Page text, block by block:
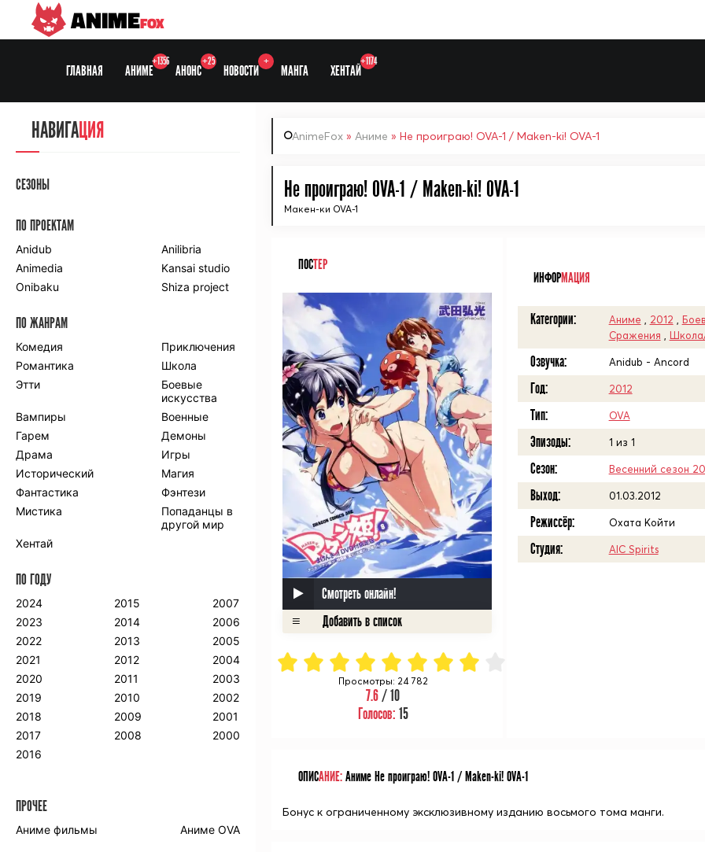
ANIMEFOX
ГЛАВНАЯ АНИМЕ
+1356
АНОНС
+25
НОВОСТИ
+
МАНГА ХЕНТАЙ
+1174
AnimeFox » Аниме » Не проиграю! OVA-1 / Maken-ki! OVA-1
Не проиграю! OVA-1 / Maken-ki! OVA-1
Макен-ки OVA-1
ПОСТЕР
Смотреть онлайн!
Просмотры: 24 782
7.6/ 10
Голосов: 15
ИНФОРМАЦИЯ
Категории: Аниме 2012
Сражения
Озвучка: Anidub - Ancord
Год: 2012
Тип: OVA
Эпизоды: 1 из 1
Сезон: Весенний сезон
Выход: 01.03.2012
Режиссёр: Охата Койти
Студия: AIC Spirits
ОПИСАНИЕ:Аниме Не проиграю! OVA-1 / Maken-ki! OVA-1
Бонус к ограниченному эксклюзивному изданию восьмого тома манги.
НАВИГАЦИЯ
СЕЗОНЫ
ПО ПРОЕКТАМ
Anidub
Anilibria
Animedia
Kansai studio
Onibaku
Shiza project
ПО ЖАНРАМ
Комедия
Приключения
Романтика
Школа
Этти
Боевые
искусства
Вампиры
Военные
Гарем
Демоны
Драма
Игры
Исторический
Магия
Фантастика
Фэнтези
Мистика
Попаданцы в
другой мир
Хентай
ПО ГОДУ
2024
2023
2022
2021
2020
2019
2018
2017
2016
2015
2014
2013
2012
2011
2010
2009
2008
2007
2006
2005
2004
2003
2002
2001
2000
ПРОЧЕЕ
Аниме фильмы Аниме OVA